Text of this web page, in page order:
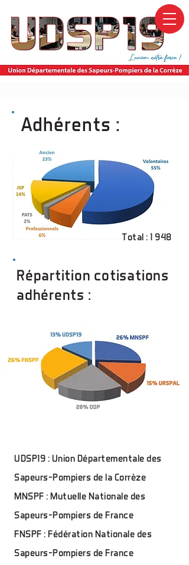
Adhérents :
Total : 1 948
Répartition cotisations
adhérents :
UDSP19 : Union Départementale des
Sapeurs-Pompiers de la Corrèze
MNSPF : Mutuelle Nationale des
Sapeurs-Pompiers de France
FNSPF : Fédération Nationale des
Sapeurs-Pompiers de France